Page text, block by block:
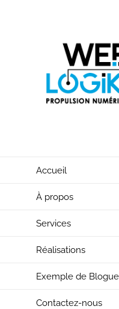
Accueil
À propos
Services
Réalisations
Exemple de Blogue
Contactez-nous